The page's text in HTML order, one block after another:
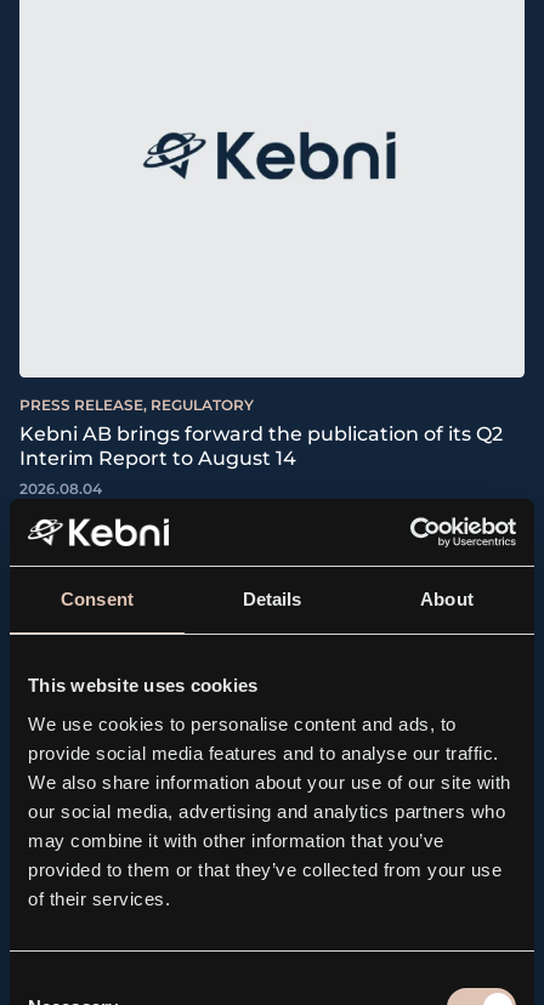
Consent Details About
This website uses cookies
We use cookies to personalise content and ads, to
provide social media features and to analyse our traffic.
We also share information about your use of our site with
our social media, advertising and analytics partners who
may combine it with other information that you’ve
provided to them or that they’ve collected from your use
of their services.
PRESS RELEASE, REGULATORY
Kebni AB brings forward the publication of its Q2
Interim Report to August 14
2026.08.04